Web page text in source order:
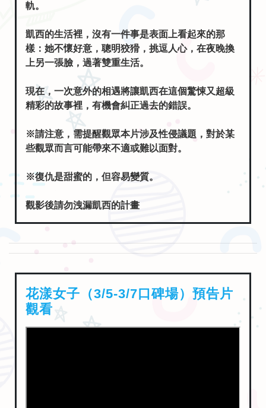
軌。
凱西的生活裡，沒有一件事是表面上看起來的那
樣：她不懷好意，聰明狡猾，挑逗人心，在夜晚換
上另一張臉，過著雙重生活。
現在，一次意外的相遇將讓凱西在這個驚悚又超級
精彩的故事裡，有機會糾正過去的錯誤。
※請注意，需提醒觀眾本片涉及性侵議題，對於某
些觀眾而言可能帶來不適或難以面對。
※復仇是甜蜜的，但容易變質。
觀影後請勿洩漏凱西的計畫
花漾女子（3/5-3/7口碑場）預告片
觀看